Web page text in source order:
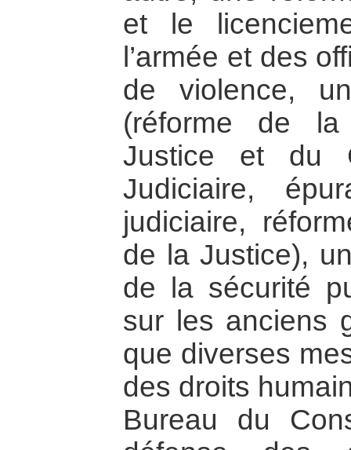
et le
l’armée et des
de violence,
(réforme de
Justice et du
Judiciaire,
judiciaire,
de la Justice),
de la sécurité
sur les anciens
que diverses
des droits
Bureau du